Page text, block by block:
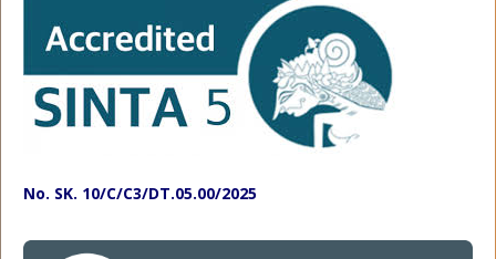
No. SK. 10/C/C3/DT.05.00/2025